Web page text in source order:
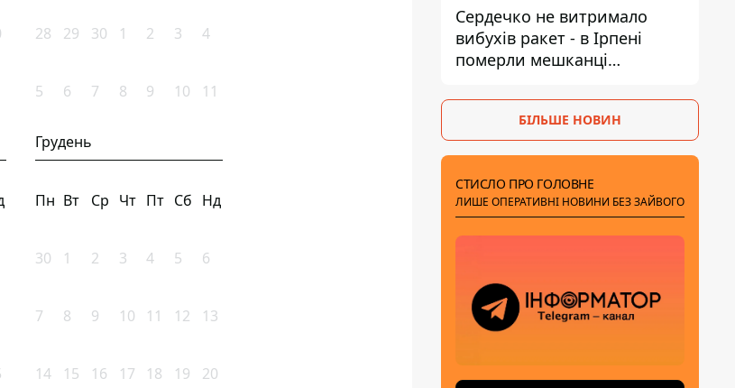
28 29 30 1 2 3 4
5 6 7 8 9 10 11
Грудень
Пн Вт Ср Чт Пт Сб Нд
30 1 2 3 4 5 6
7 8 9 10 11 12 13
14 15 16 17 18 19 20
Сердечко не витримало
вибухів ракет - в Ірпені
померли мешканці
інвалідністю
БІЛЬШЕ НОВИН
СТИСЛО ПРО ГОЛОВНЕ
ЛИШЕ ОПЕРАТИВНІ НОВИНИ БЕЗ ЗАЙВОГО